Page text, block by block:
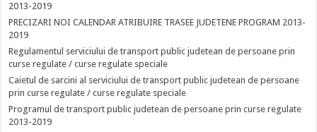
2013-2019
PRECIZARI NOI CALENDAR ATRIBUIRE TRASEE JUDETENE PROGRAM 2013-
2019
Regulamentul serviciului de transport public judetean de persoane prin
curse regulate / curse regulate speciale
Caietul de sarcini al serviciului de transport public judetean de persoane
prin curse regulate / curse regulate speciale
Programul de transport public judetean de persoane prin curse regulate
2013-2019